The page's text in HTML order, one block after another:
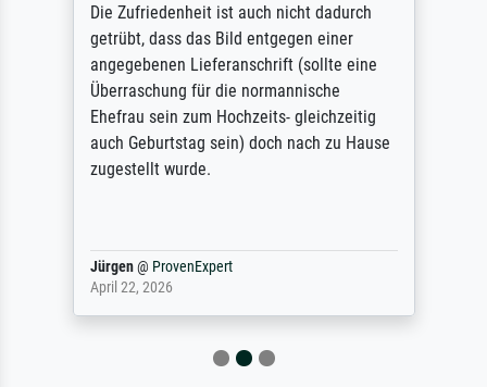
Die Zufriedenheit ist auch nicht dadurch
getrübt, dass das Bild entgegen einer
angegebenen Lieferanschrift (sollte eine
Überraschung für die normannische
Ehefrau sein zum Hochzeits- gleichzeitig
auch Geburtstag sein) doch nach zu Hause
zugestellt wurde.
Jürgen@ ProvenExpert
April 22, 2026